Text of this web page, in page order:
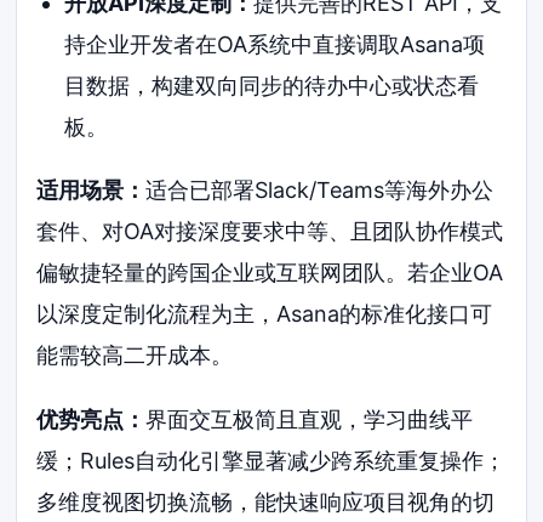
持企业开发者在OA系统中直接调取Asana项
目数据，构建双向同步的待办中心或状态看
板。
适用场景：适合已部署Slack/Teams等海外办公
套件、对OA对接深度要求中等、且团队协作模式
偏敏捷轻量的跨国企业或互联网团队。若企业OA
以深度定制化流程为主，Asana的标准化接口可
能需较高二开成本。
优势亮点：界面交互极简且直观，学习曲线平
缓；Rules自动化引擎显著减少跨系统重复操作；
多维度视图切换流畅，能快速响应项目视角的切